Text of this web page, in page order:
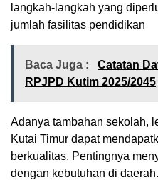
langkah-langkah yang
jumlah fasilitas pendidikan
Baca Juga :
Catatan
RPJPD Kutim 2025/2045
Adanya tambahan sekolah,
Kutai Timur dapat
berkualitas. Pentingnya
dengan kebutuhan di